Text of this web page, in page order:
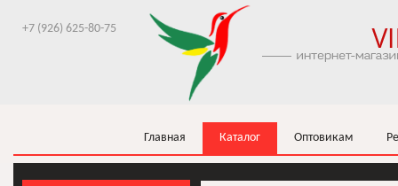
+7 (926) 625-80-75
Главная Каталог Оптовикам